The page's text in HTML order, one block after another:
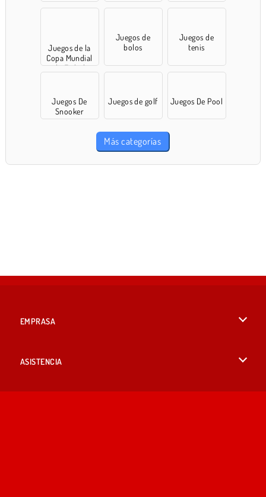
Juegos de la
Copa Mundial
de Fútbol
Juegos de
bolos
Juegos de
tenis
Juegos De
Snooker
Juegos de golf Juegos De Pool
Más categorías
EMPRASA
ASISTENCIA
Ayuda